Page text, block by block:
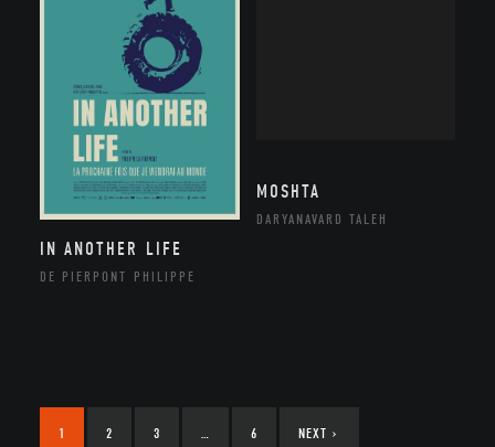
IN ANOTHER LIFE
DE PIERPONT PHILIPPE
MOSHTA
DARYANAVARD TALEH
1 2 3 6 NEXT ›